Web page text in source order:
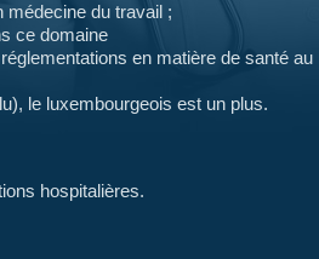
médecine du travail ;
ce domaine
en matière de santé au
le luxembourgeois est un plus.
hospitalières.